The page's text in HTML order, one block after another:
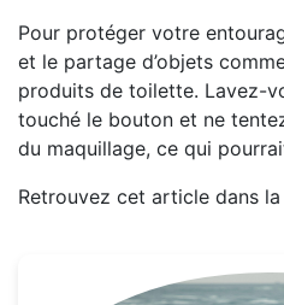
Pour protéger votre
et le partage d’objets
produits de toilette. Lavez-
touché le bouton et ne
du maquillage, ce qui
Retrouvez cet article dans